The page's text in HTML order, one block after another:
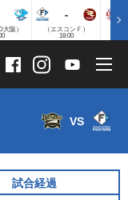
大阪）
-
（エスコンＦ）
18:00
VS
試合経過